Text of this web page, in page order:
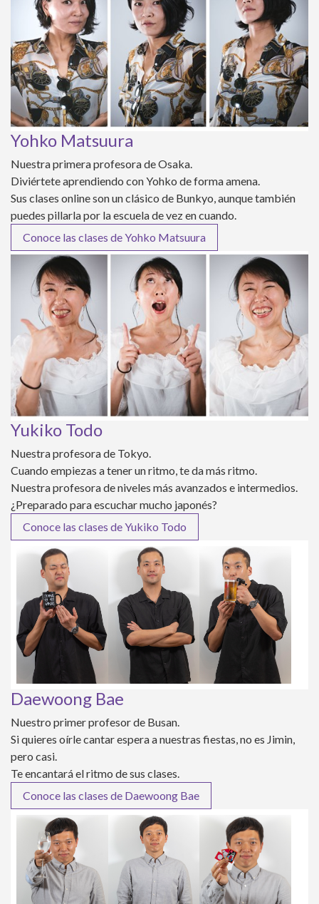
Yohko Matsuura
Nuestra primera profesora de Osaka.
Diviértete aprendiendo con Yohko de forma amena.
Sus clases online son un clásico de Bunkyo, aunque también
puedes pillarla por la escuela de vez en cuando.
Conoce las clases de Yohko Matsuura
Yukiko Todo
Nuestra profesora de Tokyo.
Cuando empiezas a tener un ritmo, te da más ritmo.
Nuestra profesora de niveles más avanzados e intermedios.
¿Preparado para escuchar mucho japonés?
Conoce las clases de Yukiko Todo
Daewoong Bae
Nuestro primer profesor de Busan.
Si quieres oírle cantar espera a nuestras fiestas, no es Jimin,
pero casi.
Te encantará el ritmo de sus clases.
Conoce las clases de Daewoong Bae